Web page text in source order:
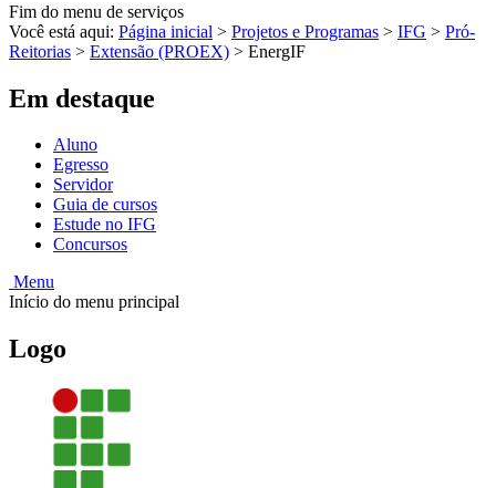
Fim do menu de serviços
Você está aqui: Página inicial > Projetos e Programas > IFG > Pró-
Reitorias > Extensão (PROEX) > EnergIF
Em destaque
Aluno
Egresso
Servidor
Guia de cursos
Estude no IFG
Concursos
Menu
Início do menu principal
Logo